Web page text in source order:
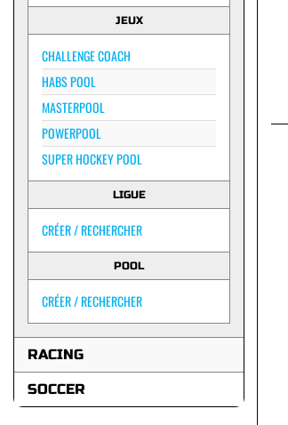
JEUX
CHALLENGE COACH
HABS POOL
MASTERPOOL
POWERPOOL
SUPER HOCKEY POOL
LIGUE
CRÉER / RECHERCHER
POOL
CRÉER / RECHERCHER
RACING
SOCCER